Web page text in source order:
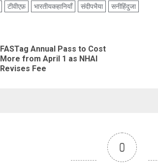
टीवीएफ़ भारतीयकहानियाँ संदीपभैया सनीहिंदुजा
FASTag Annual Pass to Cost
More from April 1 as NHAI
Revises Fee
0